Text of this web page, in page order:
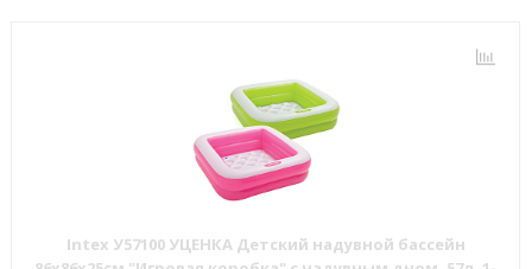
Intex У57100 УЦЕНКА Детский надувной бассейн